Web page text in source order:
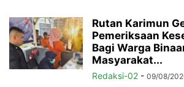
Rutan Karimun
Pemeriksaan
Bagi Warga
Masyarakat...
Redaksi-02 - 09/08/